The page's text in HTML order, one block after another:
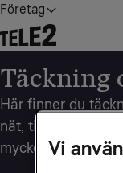
Företag
Täckning
Här finner du
nät, tips för hur
mycket mer
Vi